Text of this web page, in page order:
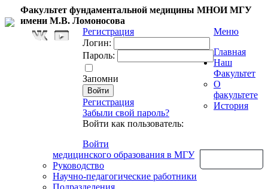
Факультет фундаментальной медицины МНОИ МГУ
имени М.В. Ломоносова
Регистрация
Логин:
Пароль:
Запомни
Регистрация
Забыли свой пароль?
Войти как пользователь:
Войти
Меню
Главная
Наш
Факультет
О
факультете
История
медицинского образования в МГУ
Руководство
Научно-педагогические работники
Подразделения